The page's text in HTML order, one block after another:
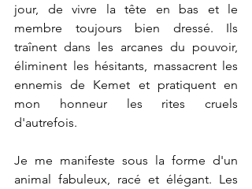
jour, de vivre la tête en bas et le
membre toujours bien dressé. Ils
traînent dans les arcanes du pouvoir,
éliminent les hésitants, massacrent les
ennemis de Kemet et pratiquent en
mon honneur les rites cruels
d'autrefois.
Je me manifeste sous la forme d'un
animal fabuleux, racé et élégant. Les